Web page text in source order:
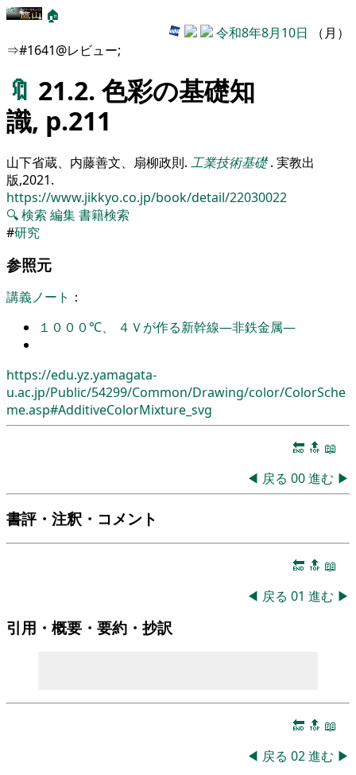
🏠
令和8年8月10日 （月）
⇒#1641@レビュー;
🔖 21.2. 色彩の基礎知
識, p.211
山下省蔵、内藤善文、扇柳政則. 工業技術基礎 . 実教出
版,2021.
https://www.jikkyo.co.jp/book/detail/22030022
🔍検索 編集書籍検索
#研究
参照元
講義ノート ：
１０００℃、 ４Ｖが作る新幹線―非鉄金属―
https://edu.yz.yamagata-
u.ac.jp/Public/54299/Common/Drawing/color/ColorSche
me.asp#AdditiveColorMixture_svg
🔚 🔝 📖
◀ 戻る 00進む ▶
書評・注釈・コメント
🔚 🔝 📖
◀ 戻る 01 進む ▶
引用・概要・要約・抄訳
🔚 🔝 📖
◀ 戻る 02進む ▶